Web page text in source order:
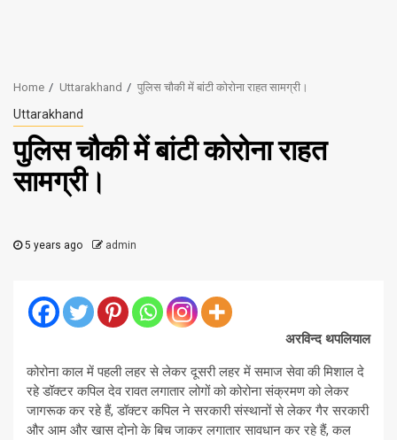
Home Uttarakhand पुलिस चौकी में बांटी कोरोना राहत सामग्री।
Uttarakhand
पुलिस चौकी में बांटी कोरोना राहत
सामग्री।
5 years ago admin
अरविन्द थपलियाल
कोरोना काल में पहली लहर से लेकर दूसरी लहर में समाज सेवा की मिशाल दे
रहे डॉक्टर कपिल देव रावत लगातार लोगों को कोरोना संक्रमण को लेकर
जागरूक कर रहे हैं, डॉक्टर कपिल ने सरकारी संस्थानों से लेकर गैर सरकारी
और आम और खास दोनो के बिच जाकर लगातार सावधान कर रहे हैं, कल